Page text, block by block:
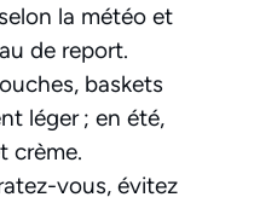
la météo et
de report.
baskets
léger ; en été,
crème.
vous, évitez